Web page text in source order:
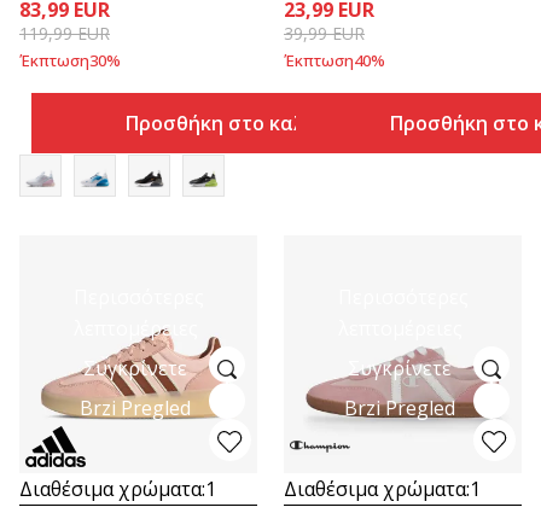
83,99 EUR
119,99EUR
Έκπτωση30%
Προσθήκη στο καλάθι
23,99 EUR
39,99EUR
Έκπτωση40%
Προσθήκη στο
λεπτομέρειες
Συγκρίνετε
Brzi Pregled
Διαθέσιμα χρώματα:1
Συγκρίνετε
Brzi Pregled
Διαθέσιμα χρώματα:1